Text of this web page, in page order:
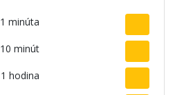
1 minúta
10 minút
1 hodina